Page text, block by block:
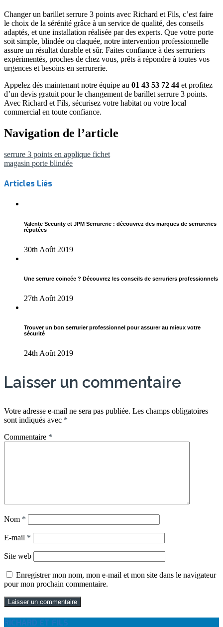
Changer un barillet serrure 3 points avec Richard et Fils, c’est faire
le choix de la sérénité grâce à un service de qualité, des conseils
adaptés, et une installation réalisée par des experts. Que votre porte
soit simple, blindée ou claquée, notre intervention professionnelle
assure un résultat durable et sûr. Faites confiance à des serruriers
expérimentés, proches de chez vous, prêts à répondre à toutes vos
urgences et besoins en serrurerie.
Appelez dès maintenant notre équipe au 01 43 53 72 44 et profitez
d’un devis gratuit pour le changement de barillet serrure 3 points.
Avec Richard et Fils, sécurisez votre habitat ou votre local
commercial en toute confiance.
Navigation de l’article
serrure 3 points en applique fichet
magasin porte blindée
Articles Liés
Valente Security et JPM Serrurerie : découvrez des marques de serrureries
réputées
30th Août 2019
Une serrure coincée ? Découvrez les conseils de serruriers professionnels
27th Août 2019
Trouver un bon serrurier professionnel pour assurer au mieux votre
sécurité
24th Août 2019
Laisser un commentaire
Votre adresse e-mail ne sera pas publiée. Les champs obligatoires
sont indiqués avec *
Commentaire *
Nom *
E-mail *
Site web
Enregistrer mon nom, mon e-mail et mon site dans le navigateur
pour mon prochain commentaire.
RICHARD ET FILS